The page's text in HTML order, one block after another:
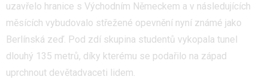
uzavřelo hranice s Východním Německem a v následujících
měsících vybudovalo střežené opevnění nyní známé jako
Berlínská zeď. Pod zdí skupina studentů vykopala tunel
dlouhý 135 metrů, díky kterému se podařilo na západ
uprchnout devětadvaceti lidem.